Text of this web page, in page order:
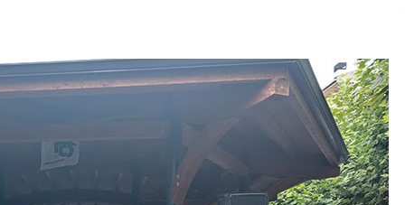
Larunbatean Plentziako Itsas
Martxa ospatuko da
SOINUGELA: Paul McCartney eta
Ringo Starr-en lan berriak
2026/07/03